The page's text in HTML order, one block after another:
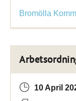
Bromölla
10 April